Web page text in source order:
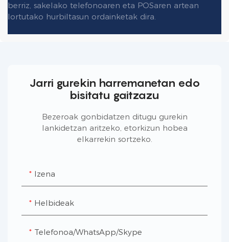
berriz, sakelako telefonoaren eta POSaren artean
lortutako hurbiltasun ordainketak dira.
Jarri gurekin harremanetan edo
bisitatu gaitzazu
Bezeroak gonbidatzen ditugu gurekin
lankidetzan aritzeko, etorkizun hobea
elkarrekin sortzeko.
Izena
Helbideak
Telefonoa/WhatsApp/Skype